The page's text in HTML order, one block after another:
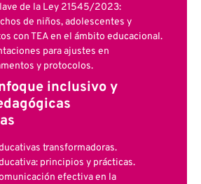
de la Ley 21545/2023:
de niños, adolescentes y
con TEA en el ámbito educacional.
para ajustes en
y protocolos.
inclusivo y
transformadoras.
principios y prácticas.
efectiva en la